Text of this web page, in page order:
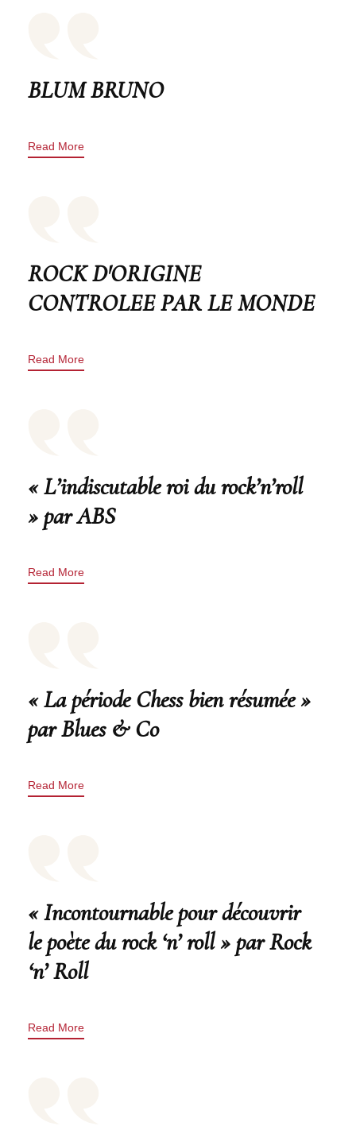
BLUM BRUNO
Read More
ROCK D'ORIGINE
CONTROLEE PAR LE MONDE
Read More
« L’indiscutable roi du rock’n’roll
» par ABS
Read More
« La période Chess bien résumée »
par Blues & Co
Read More
« Incontournable pour découvrir
le poète du rock ‘n’ roll » par Rock
‘n’ Roll
Read More